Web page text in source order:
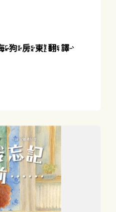
狗房東翻譯